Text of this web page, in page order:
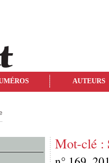
AUTEURS
Mot-clé :